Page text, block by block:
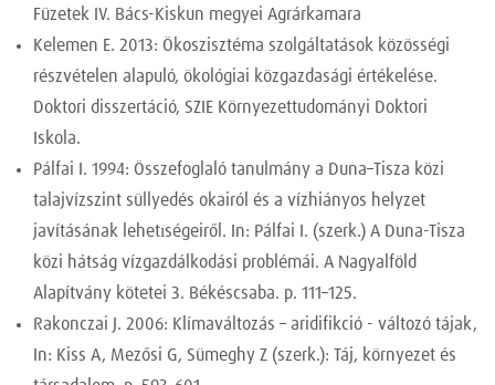
Füzetek IV. Bács-Kiskun megyei Agrárkamara
Kelemen E. 2013: Ökoszisztéma szolgáltatások közösségi
részvételen alapuló, ökológiai közgazdasági értékelése.
Doktori disszertáció, SZIE Környezettudományi Doktori
Iskola.
Pálfai I. 1994: Összefoglaló tanulmány a Duna–Tisza közi
talajvízszint süllyedés okairól és a vízhiányos helyzet
javításának lehetıségeiről. In: Pálfai I. (szerk.) A Duna-Tisza
közi hátság vízgazdálkodási problémái. A Nagyalföld
Alapítvány kötetei 3. Békéscsaba. p. 111–125.
Rakonczai J. 2006: Klímaváltozás – aridifikció - változó tájak,
In: Kiss A, Mezősi G, Sümeghy Z (szerk.): Táj, környezet és